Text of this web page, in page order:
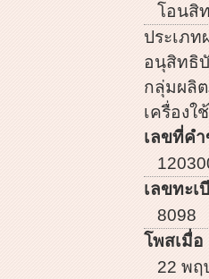
โอนสิ
ประเภท
อนุสิทธิ
กลุ่มผลิ
เครื่อง
เลขที่ค
เลขทะเ
8098
โพสเมื่อ
22 พฤ